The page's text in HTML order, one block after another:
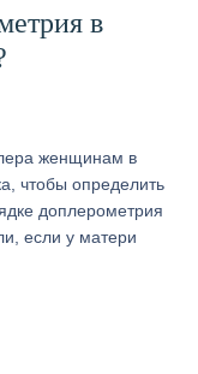
в
женщинам в
чтобы определить
доплерометрия
если у матери